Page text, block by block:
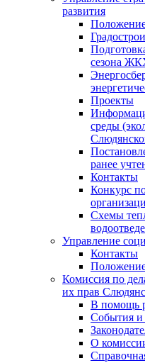
развития
сезона
Проекты
среды
ранее
Контакты
Конкурс
Схемы
Управление
Контакты
Комиссия по
их прав
В помощь
События и
О